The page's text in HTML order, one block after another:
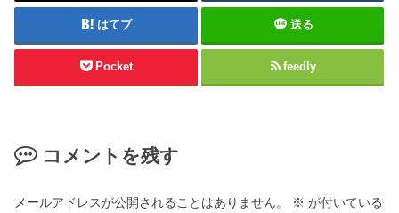
はてブ 送る
Pocket feedly
コメントを残す
メールアドレスが公開されることはありません。 ※ が付いている